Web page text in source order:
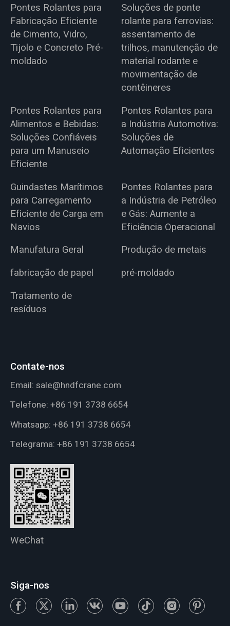
Pontes Rolantes para
Fabricação Eficiente
de Cimento, Vidro,
Tijolo e Concreto Pré-
moldado
Soluções de ponte
rolante para ferrovias:
assentamento de
trilhos, manutenção de
material rodante e
movimentação de
contêineres
Pontes Rolantes para
Alimentos e Bebidas:
Soluções Confiáveis
para um Manuseio
Eficiente
Pontes Rolantes para
a Indústria Automotiva:
Soluções de
Automação Eficientes
Guindastes Marítimos
para Carregamento
Eficiente de Carga em
Navios
Pontes Rolantes para
a Indústria de Petróleo
e Gás: Aumente a
Eficiência Operacional
Manufatura Geral
Produção de metais
fabricação de papel
pré-moldado
Tratamento de
resíduos
Contate-nos
Email: sale@hndfcrane.com
Telefone: +86 191 3738 6654
Whatsapp: +86 191 3738 6654
Telegrama: +86 191 3738 6654
WeChat
Siga-nos